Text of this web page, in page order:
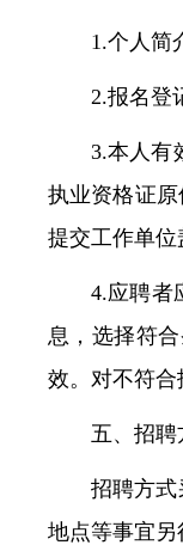
1.个人简
2.报名登
3.本人有
执业资格证
提交工作单位
4.应聘者
息，选择符
效。对不符
五、招聘
招聘方
地点等事宜